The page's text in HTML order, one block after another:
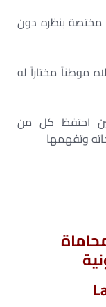
مختصة بنظره دون
موطناً مختاراً له
احتفظ كل من
وتفهمها